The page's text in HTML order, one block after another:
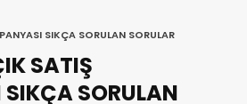
SIKÇA SORULAN SORULAR
SATIŞ
SORULAN